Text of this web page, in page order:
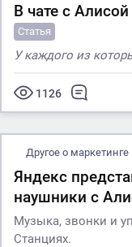
В чате с
Статья
У каждого из
1126
Другое о маркетинге
Яндекс
наушники с
Музыка, звонки и
Станциях.